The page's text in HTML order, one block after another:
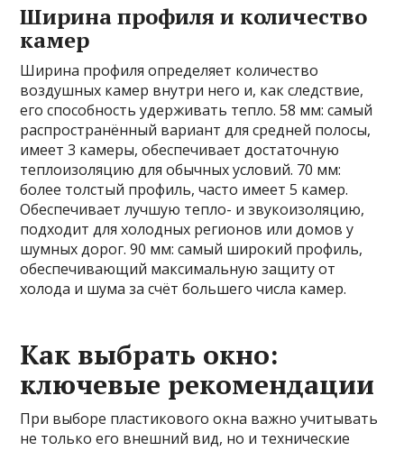
Ширина профиля и количество
камер
Ширина профиля определяет количество
воздушных камер внутри него и, как следствие,
его способность удерживать тепло. 58 мм: самый
распространённый вариант для средней полосы,
имеет 3 камеры, обеспечивает достаточную
теплоизоляцию для обычных условий. 70 мм:
более толстый профиль, часто имеет 5 камер.
Обеспечивает лучшую тепло- и звукоизоляцию,
подходит для холодных регионов или домов у
шумных дорог. 90 мм: самый широкий профиль,
обеспечивающий максимальную защиту от
холода и шума за счёт большего числа камер.
Как выбрать окно:
ключевые рекомендации
При выборе пластикового окна важно учитывать
не только его внешний вид, но и технические